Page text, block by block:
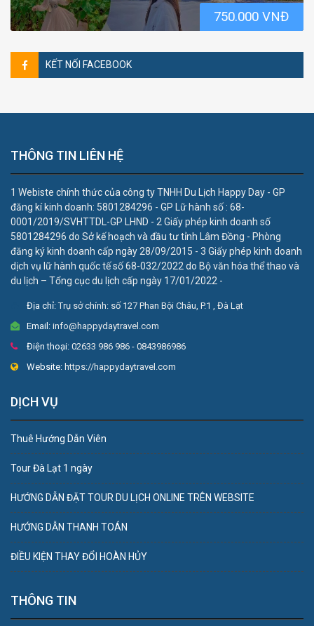
750.000 VNĐ
KẾT NỐI FACEBOOK
THÔNG TIN LIÊN HỆ
1 Webiste chính thức của công ty TNHH Du Lịch Happy Day - GP
đăng kí kinh doanh: 5801284296 - GP Lữ hành số : 68-
0001/2019/SVHTTDL-GP LHND - 2 Giấy phép kinh doanh số
5801284296 do Sở kế hoạch và đầu tư tỉnh Lâm Đồng - Phòng
đăng ký kinh doanh cấp ngày 28/09/2015 - 3 Giấy phép kinh doanh
dịch vụ lữ hành quốc tế số 68-032/2022 do Bộ văn hóa thể thao và
du lịch – Tổng cục du lịch cấp ngày 17/01/2022 -
Địa chỉ:Trụ sở chính: số 127 Phan Bội Châu, P.1 , Đà Lạt
Email: info@happydaytravel.com
Điện thoại: 02633 986 986 - 0843986986
Website: https://happydaytravel.com
DỊCH VỤ
Thuê Hướng Dẫn Viên
Tour Đà Lạt 1 ngày
HƯỚNG DẪN ĐẶT TOUR DU LỊCH ONLINE TRÊN WEBSITE
HƯỚNG DẪN THANH TOÁN
ĐIỀU KIỆN THAY ĐỔI HOÀN HỦY
THÔNG TIN